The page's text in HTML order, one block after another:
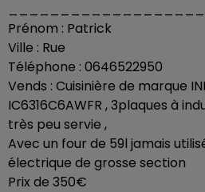
Prénom : Patrick
Ville : Rue
Téléphone : 0646522950
Vends : Cuisinière de marque
IC6316C6AWFR , 3plaques à
très peu servie ,
Avec un four de 59l jamais
électrique de grosse section
Prix de 350€